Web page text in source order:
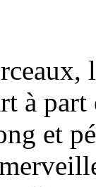
à part
et